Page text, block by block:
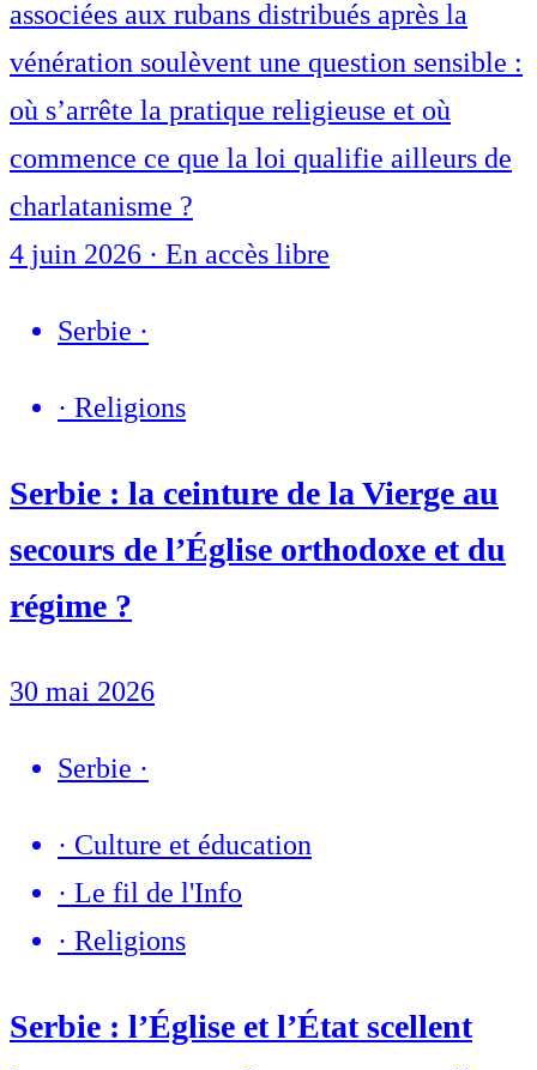
associées aux rubans distribués après la
vénération soulèvent une question sensible :
où s’arrête la pratique religieuse et où
commence ce que la loi qualifie ailleurs de
charlatanisme ?
4 juin 2026 · En accès libre
Serbie ·
· Religions
Serbie : la ceinture de la Vierge au
secours de l’Église orthodoxe et du
régime ?
30 mai 2026
Serbie ·
· Culture et éducation
· Le fil de l'Info
· Religions
Serbie : l’Église et l’État scellent